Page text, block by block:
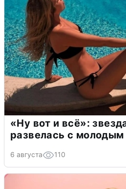
«Ну вот и всё»:
развелась с
6 августа 110